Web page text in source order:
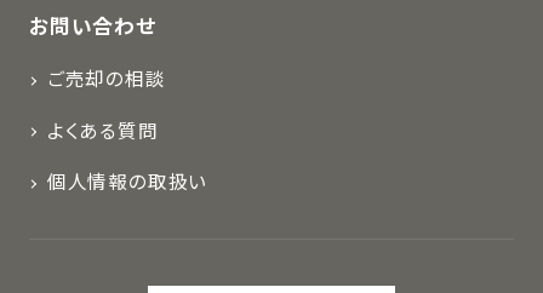
お問い合わせ
ご売却の相談
よくある質問
個人情報の取扱い